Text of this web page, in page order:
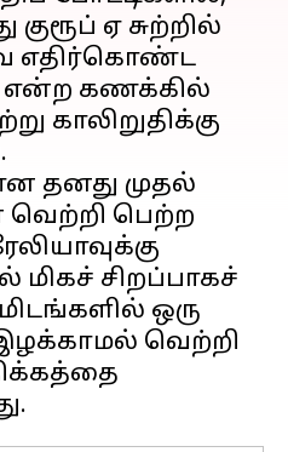
ஏ சுற்றில்
எதிர்கொண்ட
என்ற கணக்கில்
காலிறுதிக்கு
தனது முதல்
வெற்றி பெற்ற
மிகச் சிறப்பாகச்
ஒரு
வெற்றி